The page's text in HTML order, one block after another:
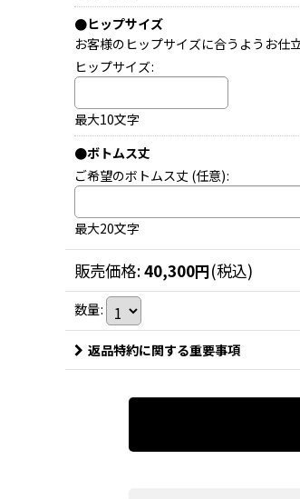
●ヒップサイズ
お客様のヒップサイズに合うようお仕
ヒップサイズ:
最大10文字
●ボトムス丈
ご希望のボトムス丈 (任意):
最大20文字
販売価格:40,300円(税込)
数量:
返品特約に関する重要事項